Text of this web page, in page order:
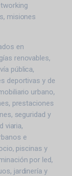
misiones
en
renovables,
pública,
deportivas y de
urbano,
prestaciones
seguridad y
viaria,
e
piscinas y
por led,
jardinería y